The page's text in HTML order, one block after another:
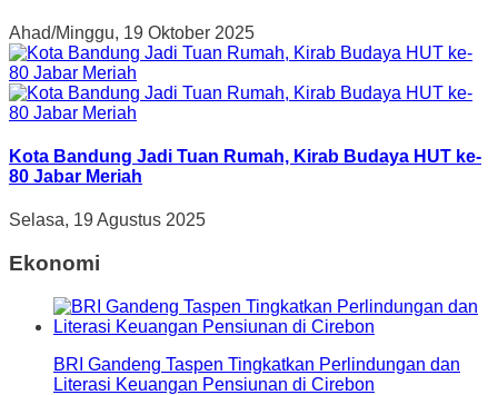
Ahad/Minggu, 19 Oktober 2025
Kota Bandung Jadi Tuan Rumah, Kirab Budaya HUT ke-
80 Jabar Meriah
Selasa, 19 Agustus 2025
Ekonomi
BRI Gandeng Taspen Tingkatkan Perlindungan dan
Literasi Keuangan Pensiunan di Cirebon